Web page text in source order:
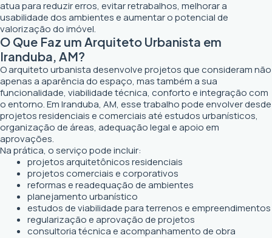
atua para reduzir erros, evitar retrabalhos, melhorar a
usabilidade dos ambientes e aumentar o potencial de
valorização do imóvel.
O Que Faz um Arquiteto Urbanista em
Iranduba, AM?
O arquiteto urbanista desenvolve projetos que consideram não
apenas a aparência do espaço, mas também a sua
funcionalidade, viabilidade técnica, conforto e integração com
o entorno. Em Iranduba, AM, esse trabalho pode envolver desde
projetos residenciais e comerciais até estudos urbanísticos,
organização de áreas, adequação legal e apoio em
aprovações.
Na prática, o serviço pode incluir:
projetos arquitetônicos residenciais
projetos comerciais e corporativos
reformas e readequação de ambientes
planejamento urbanístico
estudos de viabilidade para terrenos e empreendimentos
regularização e aprovação de projetos
consultoria técnica e acompanhamento de obra